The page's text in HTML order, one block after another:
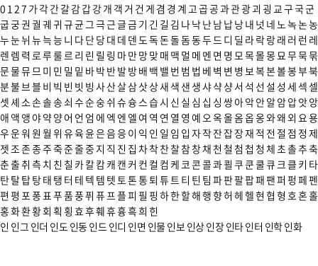
0 1 27 가각간갈감갑강개 객 거 건 게 겸 경 계 고 곱공과관광괴 굉 교 구국군
굽궁권 궐 궤귀 규균그극근글금기 긴 길 김 나낙난남납낭내 넛 네 노 녹논농
누눈뉘 뉴늑능 니 다단당대 데 덴 도 독돈돌돔동두 드 디 딜 라락랑래 러 런 레
렌 렘 력 로 루룰 르 리 린 릴 링 마만망맞매 맥 멀 메 멘 면 명 모 목몰몽 묘 무묵묶
문물뮤 므 미 민 밀 밑 바박반발방배 백 밸 번 범 법 베 벽 변 병 보 복본볼봉부북
분불 브 블 비 빅 빈 빗 빙 사산살삼삿상새 색 샌 생샤샥샹서 석 선 설 성 세 섹 셀
셋셰 소손솔송쇠 수순숭쉬 슈슝 스습 시 신 실 심 십 싱 쌍아악안알암압앗앙
애 액 앵 야약양어 언 엄 에 엑 엔 엘 여 역 연 열 영 예 오 옥올옴옵옹와왜 외 요 용
우운워 원 월 위 유육윤은음응 이 익 인 일 임 입 자작잔잡장재 적 전 절 점 정 제
젯 조존종주죽준줄중 지 직 진 집 차착찬찰참창채 천 철 첨 첩 청 체 초촐추축
춘출취 측 치 친 칠 카칼캄캐 캔 커 컨 컬 컴 케 코 콘콜콰쾰 쿠쿤쿨큐 크 클 키 타
탄탈탑탕태 탱 터 테 텍 템 텟 토 톤통퇴 튜 트 티 틴 팀 파판팔팝패팬퍼 펑 페펜
편 평 포 퐁 표 푸품풍퓌 퓨 프 플피 필 핑 하한할해행향허 헤헬현 협 형 호혼홀
홍화환황회 획 횡 효후훼휴흉흑희 힌
인 인그 인더 인도 인동 인드 인디 인면 인물 인보 인상인장 인타인터 인학인화